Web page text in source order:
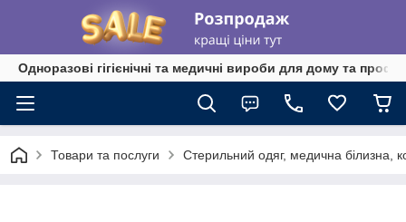
Одноразові гігієнічні та медичні вироби для дому та
Товари та послуги Стерильний одяг, медична білизна,